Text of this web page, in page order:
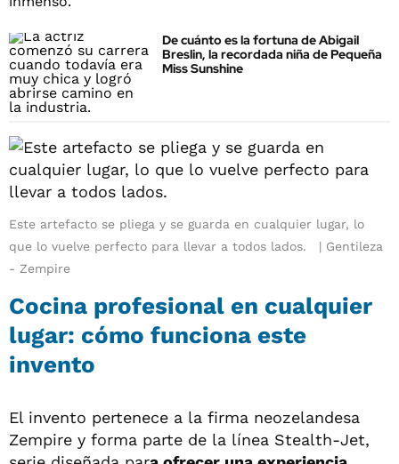
De cuánto es la fortuna de Abigail
Breslin, la recordada niña de Pequeña
Miss Sunshine
Este artefacto se pliega y se guarda en cualquier lugar, lo
que lo vuelve perfecto para llevar a todos lados.
Gentileza
- Zempire
Cocina profesional en cualquier
lugar: cómo funciona este
invento
El invento pertenece a la firma neozelandesa
Zempire y forma parte de la línea Stealth-Jet,